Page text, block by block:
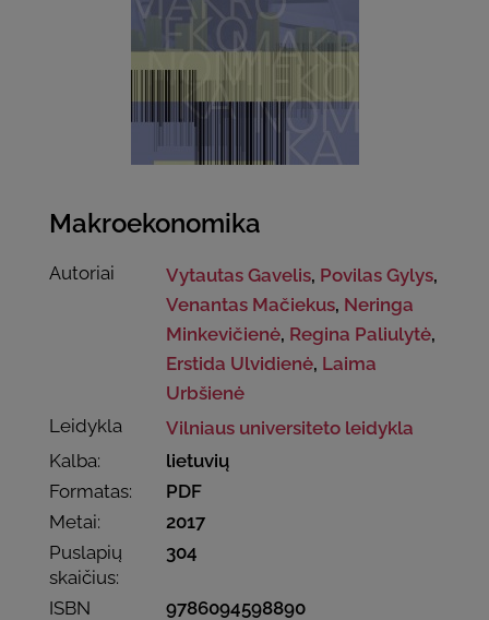
Makroekonomika
Autoriai Vytautas Gavelis, Povilas Gylys,
Venantas Mačiekus, Neringa
Minkevičienė, Regina Paliulytė,
Erstida Ulvidienė, Laima
Urbšienė
Leidykla
Vilniaus universiteto leidykla
Kalba:
lietuvių
Formatas:
PDF
Metai:
2017
Puslapių
skaičius:
304
ISBN 9786094598890